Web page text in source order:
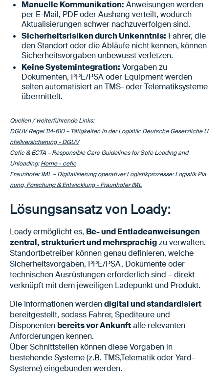
Manuelle Kommunikation: Anweisungen werden
per E-Mail, PDF oder Aushang verteilt, wodurch
Aktualisierungen schwer nachzuverfolgen sind.
Sicherheitsrisiken durch Unkenntnis: Fahrer, die
den Standort oder die Abläufe nicht kennen, können
Sicherheitsvorgaben unbewusst verletzen.
Keine Systemintegration: Vorgaben zu
Dokumenten, PPE/PSA oder Equipment werden
selten automatisiert an TMS- oder Telematiksysteme
übermittelt.
Quellen / weiterführende Links:
DGUV Regel 114-610 – Tätigkeiten in der Logistik:Deutsche Gesetzliche U
nfallversicherung - DGUV
Cefic & ECTA – Responsible Care Guidelines for Safe Loading and
Unloading:Home - cefic
Fraunhofer IML – Digitalisierung operativer Logistikprozesse:Logistik Pla
nung, Forschung & Entwicklung - Fraunhofer IML
Lösungsansatz von Loady:
Loady ermöglicht es, Be- und Entladeanweisungen
zentral, strukturiert und mehrsprachigzu verwalten.
Standortbetreiber können genau definieren, welche
Sicherheitsvorgaben, PPE/PSA, Dokumente oder
technischen Ausrüstungen erforderlich sind – direkt
verknüpft mit dem jeweiligen Ladepunkt und Produkt.
Die Informationen werdendigital und standardisiert
bereitgestellt, sodass Fahrer, Spediteure und
Disponenten bereits vor Ankunftalle relevanten
Anforderungen kennen.
Über Schnittstellen können diese Vorgaben in
bestehende Systeme (z.B. TMS,Telematik oder Yard-
Systeme) eingebunden werden.